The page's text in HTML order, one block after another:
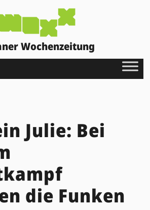
Wochenzeitung
Julie: Bei
die Funken